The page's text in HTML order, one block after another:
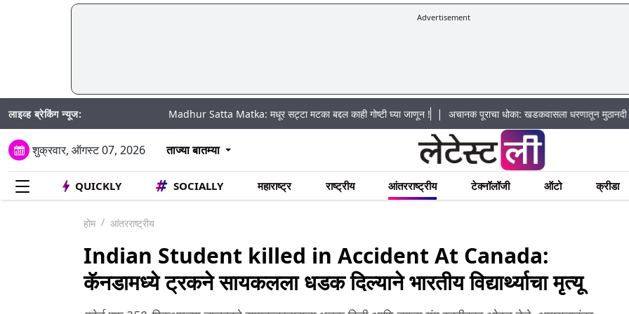
Advertisement
लाइव्ह ब्रेकिंग न्यूज: Madhur Satta Matka: मधूर सट्टा मटका बद्दल काही गोष्टी घ्या जाणून !|अचानक पूराचा धोका: खडकवासला धरणातून मुठानदी पात्रात
शुक्रवार, ऑगस्ट 07, 2026 ताज्या बातम्या
QUICKLY SOCIALLY महाराष्ट्र राष्ट्रीय आंतरराष्ट्रीय टेक्नॉलॉजी ऑटो क्रीडा
होम आंतरराष्ट्रीय
Indian Student killed in Accident At Canada:
कॅनडामध्ये ट्रकने सायकलला धडक दिल्याने भारतीय विद्यार्थ्याचा मृत्यू